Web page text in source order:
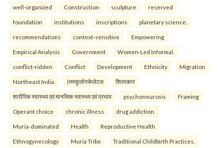
well-organized Construction sculpture reserved
foundation institutions inscriptions planetary science.
recommendations context-sensitive Empowering
Empirical Analysis Government Women-Led Informal.
conflict-ridden Conflict Development Ethnicity Migration
Northeast India. (मस्कुलोस्केलेटल शिल्पकार
शारीरिक स्वास्थ्य एवं मानसिक स्वास्थ्य एवं प्रभाव psychoneurosis Framing
Operant choice chronic illness drug addiction.
Muria-dominated Health Reproductive Health
Ethnogynecology Muria Tribe Traditional Childbirth Practices.